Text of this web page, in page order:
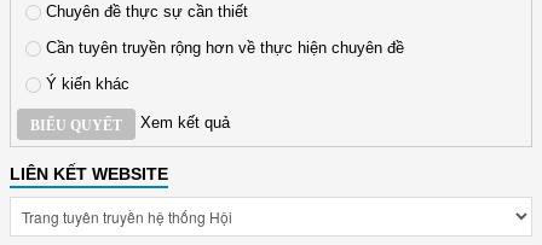
Chuyên đề thực sự cần thiết
Cần tuyên truyền rộng hơn về thực hiện chuyên đề
Ý kiến khác
BIỂU QUYẾT Xem kết quả
LIÊN KẾT WEBSITE